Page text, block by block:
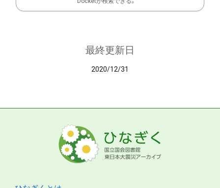
最終更新日
2020/12/31